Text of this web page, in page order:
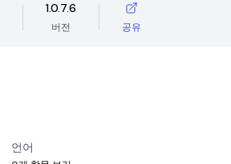
1.0.7.6
버전 공유
언어